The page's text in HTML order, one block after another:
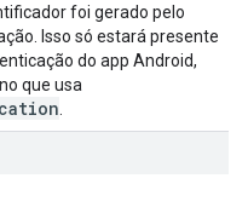
foi gerado pelo
Isso só estará presente
do app Android,
que usa